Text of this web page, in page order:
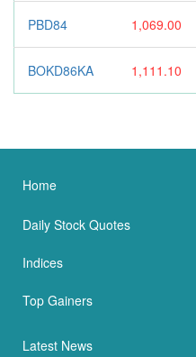
PBD84 1,069.00
BOKD86KA 1,111.10
Home
Daily Stock Quotes
Indices
Top Gainers
Latest News